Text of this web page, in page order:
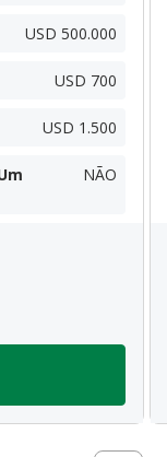
USD 500.000
USD 700
USD 1.500
NÃO